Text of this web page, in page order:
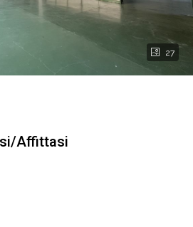
27
Affittasi